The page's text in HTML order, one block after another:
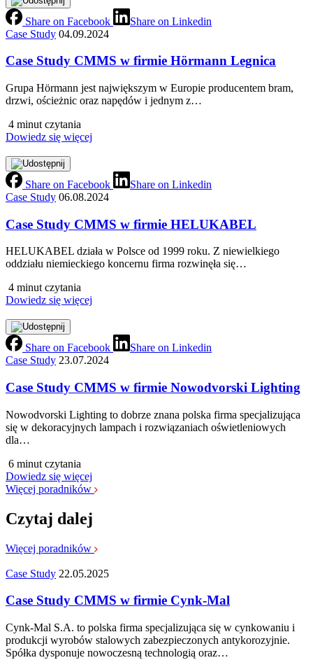
Share on Facebook
Share on Linkedin
Case Study 04.09.2024
Case Study CMMS w firmie Hörmann Legnica
Grupa Hörmann jest największym w Europie producentem bram,
drzwi, ościeżnic oraz napędów i jednym z…
4 minut czytania
Dowiedz się więcej
Share on Facebook
Share on Linkedin
Case Study 06.08.2024
Case Study CMMS w firmie HELUKABEL
HELUKABEL działa w Polsce od 1999 roku. Z niewielkiego
oddziału niemieckiego koncernu firma rozwinęła się…
4 minut czytania
Dowiedz się więcej
Share on Facebook
Share on Linkedin
Case Study 23.07.2024
Case Study CMMS w firmie Nowodvorski Lighting
Nowodvorski Lighting to dobrze znana polska firma specjalizująca
się w dekoracyjnych lampach i rozwiązaniach oświetleniowych
dla…
6 minut czytania
Dowiedz się więcej
Więcej poradników
Czytaj dalej
Więcej poradników
Case Study 22.05.2025
Case Study CMMS w firmie Cynk-Mal
Cynk‑Mal S.A. to polska firma specjalizująca się w cynkowaniu i
produkcji wyrobów stalowych zabezpieczonych antykorozyjnie.
Spółka dysponuje nowoczesną technologią oraz…